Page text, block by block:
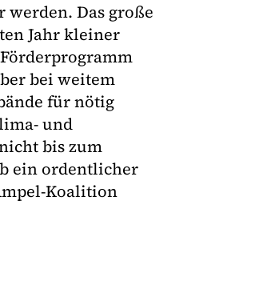
Das große
Jahr kleiner
bei weitem
für nötig
und
bis zum
ein ordentlicher
Koalition